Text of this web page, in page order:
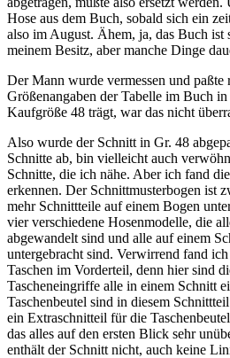
Hose aus dem Buch, sobald sich ein
also im August. Ähem, ja, das Buch ist
meinem Besitz, aber manche Dinge
Der Mann wurde vermessen und paßte
Größenangaben der Tabelle im Buch
Kaufgröße 48 trägt, war das nicht
Also wurde der Schnitt in Gr. 48
Schnitte ab, bin vielleicht auch
Schnitte, die ich nähe. Aber ich fand
erkennen. Der Schnittmusterbogen ist
mehr Schnittteile auf einem Bogen
vier verschiedene Hosenmodelle, die
abgewandelt sind und alle auf einem
untergebracht sind. Verwirrend fand
Taschen im Vorderteil, denn hier sind
Tascheneingriffe alle in einem Schnitt
Taschenbeutel sind in diesem
ein Extraschnitteil für die
das alles auf den ersten Blick sehr
enthält der Schnitt nicht, auch keine